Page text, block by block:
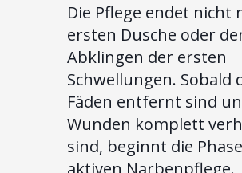
Die Pflege endet nicht
ersten Dusche oder
Abklingen der ersten
Schwellungen. Sobald
Fäden entfernt sind
Wunden komplett
sind, beginnt die
aktiven Narbenpflege.